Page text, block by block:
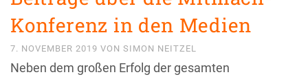
Konferenz in den Medien
7. NOVEMBER 2019 VON SIMON NEITZEL
Neben dem großen Erfolg der gesamten